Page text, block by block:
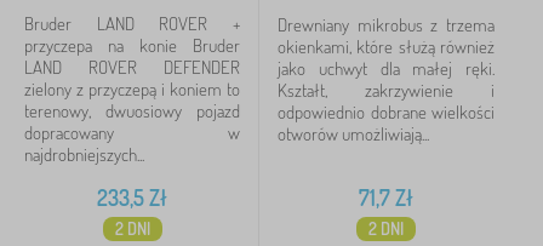
Bruder LAND ROVER +
przyczepa na konie Bruder
LAND ROVER DEFENDER
zielony z przyczepą i koniem to
terenowy, dwuosiowy pojazd
dopracowany w
najdrobniejszych...
233,5Zł
2 DNI
Drewniany mikrobus z trzema
okienkami, które służą również
jako uchwyt dla małej ręki.
Kształt, zakrzywienie i
odpowiednio dobrane wielkości
otworów umożliwiają...
71,7Zł
2 DNI